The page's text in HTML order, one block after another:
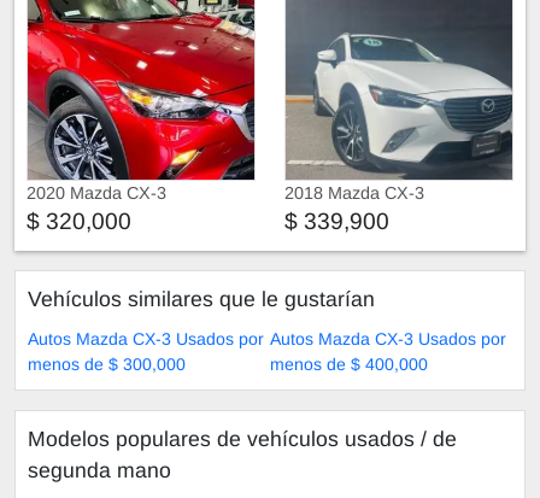
2020 Mazda CX-3
$ 320,000
2018 Mazda CX-3
$ 339,900
Vehículos similares que le gustarían
Autos Mazda CX-3 Usados por
menos de $ 300,000
Autos Mazda CX-3 Usados por
menos de $ 400,000
Modelos populares de vehículos usados ​​/ de
segunda mano